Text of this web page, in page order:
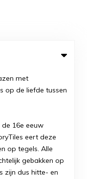
met
op de liefde tussen
16e eeuw
eert deze
op tegels. Alle
gebakken op
zijn dus hitte- en